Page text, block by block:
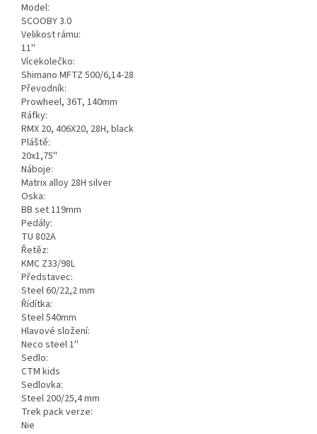
Model:
SCOOBY 3.0
Velikost rámu:
11''
Vícekolečko:
Shimano MFTZ 500/6,14-28
Převodník:
Prowheel, 36T, 140mm
Ráfky:
RMX 20, 406X20, 28H, black
Pláště:
20x1,75''
Náboje:
Matrix alloy 28H silver
Oska:
BB set 119mm
Pedály:
TU 802A
Řetěz:
KMC Z33/98L
Představec:
Steel 60/22,2 mm
Řídítka:
Steel 540mm
Hlavové složení:
Neco steel 1''
Sedlo:
CTM kids
Sedlovka:
Steel 200/25,4 mm
Trek pack verze:
Nie